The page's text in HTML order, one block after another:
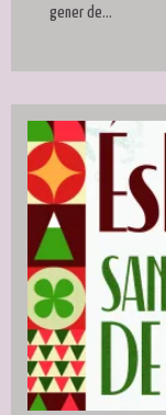
gener de...